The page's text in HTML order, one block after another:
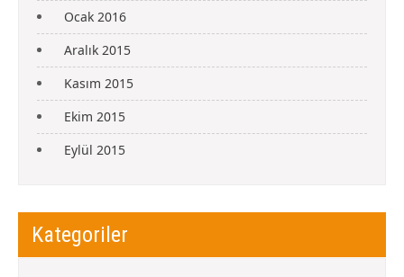
Ocak 2016
Aralık 2015
Kasım 2015
Ekim 2015
Eylül 2015
Kategoriler